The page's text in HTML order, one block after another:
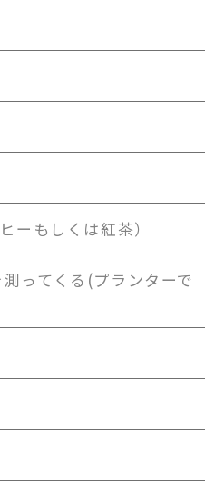
もしくは紅茶）
ってくる(プランターで